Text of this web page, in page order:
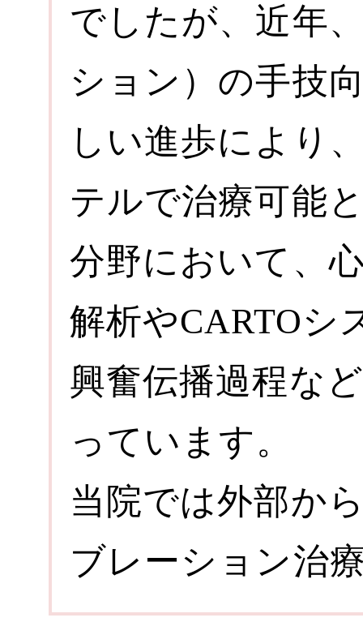
でしたが、近年
ション）の手技
しい進歩により
テルで治療可能
分野において、
解析やCARTOシ
興奮伝播過程な
っています。
当院では外部か
ブレーション治